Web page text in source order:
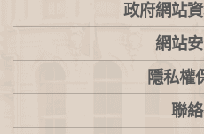
政府網站
網站
隱私權
聯